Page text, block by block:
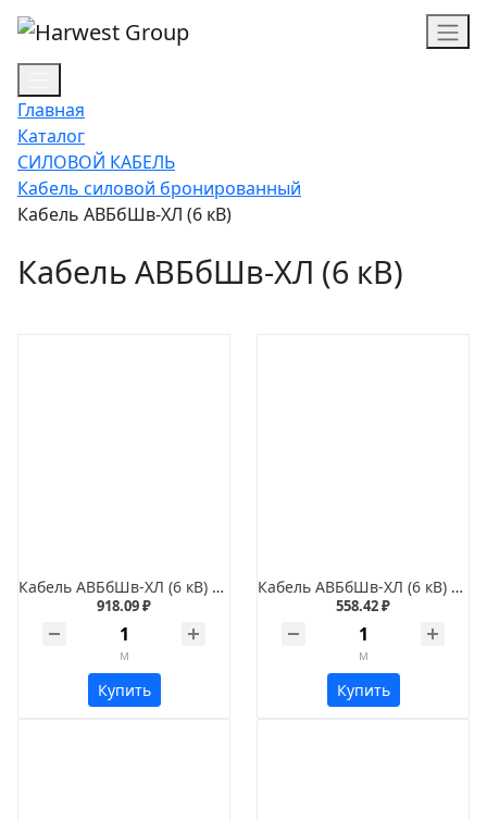
Главная
Каталог
СИЛОВОЙ КАБЕЛЬ
Кабель силовой бронированный
Кабель АВБбШв-ХЛ (6 кВ)
Кабель АВБбШв-ХЛ (6 кВ)
Кабель АВБбШв-ХЛ (6 кВ) 3х150
918.09 ₽
м
Купить
Кабель АВБбШв-ХЛ (6 кВ) 3х70
558.42 ₽
м
Купить